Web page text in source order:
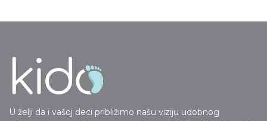
U želji da i vašoj deci približimo našu viziju udobnog